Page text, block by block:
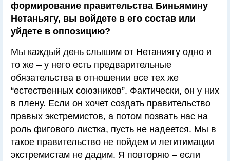
формирование правительства Биньямину
Нетаньягу, вы войдете в его состав или
уйдете в оппозицию?
Мы каждый день слышим от Нетаниягу одно и
то же – у него есть предварительные
обязательства в отношении все тех же
“естественных союзников”. Фактически, он у них
в плену. Если он хочет создать правительство
правых экстремистов, а потом позвать нас на
роль фигового листка, пусть не надеется. Мы в
такое правительство не пойдем и легитимации
экстремистам не дадим. Я повторяю – если